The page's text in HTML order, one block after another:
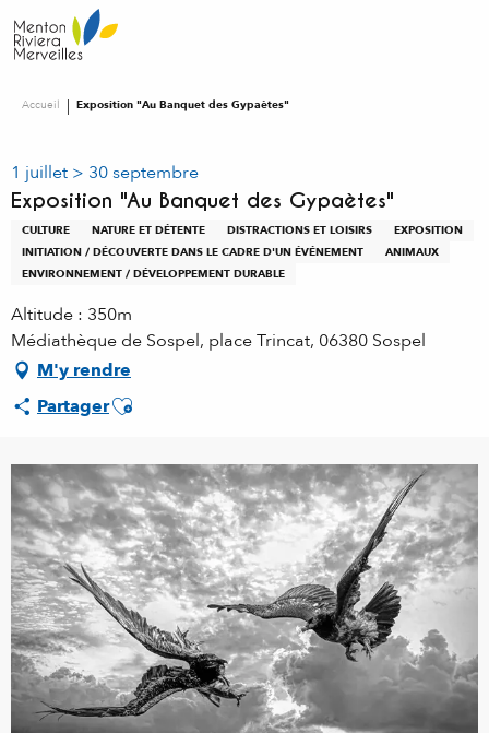
au
contenu
Accueil Exposition "Au Banquet des Gypaètes"
1 juillet > 30 septembre
Exposition "Au Banquet des Gypaètes"
CULTURE NATURE ET DÉTENTE DISTRACTIONS ET LOISIRS
EXPOSITION
INITIATION / DÉCOUVERTE DANS LE CADRE D'UN ÉVÉNEMENT
ANIMAUX
ENVIRONNEMENT / DÉVELOPPEMENT DURABLE
Altitude : 350m
Médiathèque de Sospel, place Trincat, 06380 Sospel
M'y rendre
PartagerAjouter aux favoris